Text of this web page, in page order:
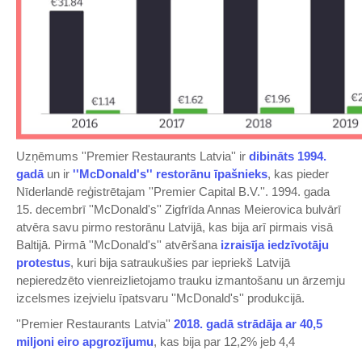
Uzņēmums ''Premier Restaurants Latvia'' ir dibināts 1994.
gadāun ir ''McDonald's'' restorānu īpašnieks, kas pieder
Nīderlandē reģistrētajam ''Premier Capital B.V.''. 1994. gada
15. decembrī ''McDonald's'' Zigfrīda Annas Meierovica bulvārī
atvēra savu pirmo restorānu Latvijā, kas bija arī pirmais visā
Baltijā. Pirmā ''McDonald's'' atvēršana izraisīja iedzīvotāju
protestus, kuri bija satraukušies par iepriekš Latvijā
nepieredzēto vienreizlietojamo trauku izmantošanu un ārzemju
izcelsmes izejvielu īpatsvaru ''McDonald's'' produkcijā.
''Premier Restaurants Latvia'' 2018. gadā strādāja ar 40,5
miljoni eiro apgrozījumu, kas bija par 12,2% jeb 4,4